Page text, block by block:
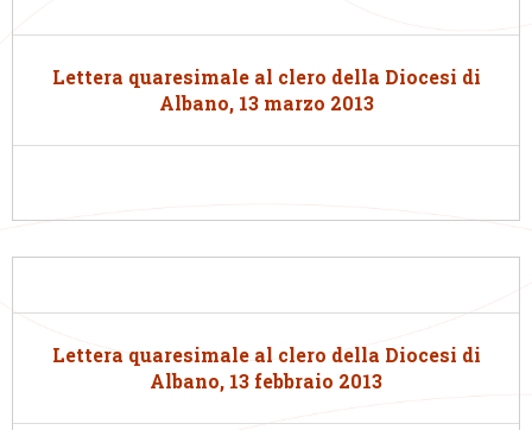
Lettera quaresimale al clero della Diocesi di
Albano, 13 marzo 2013
Lettera quaresimale al clero della Diocesi di
Albano, 13 febbraio 2013